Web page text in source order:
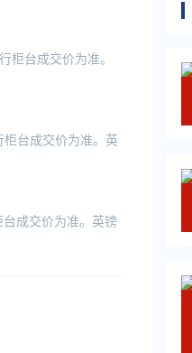
台成交价为准。
台成交价为准。英
成交价为准。英镑